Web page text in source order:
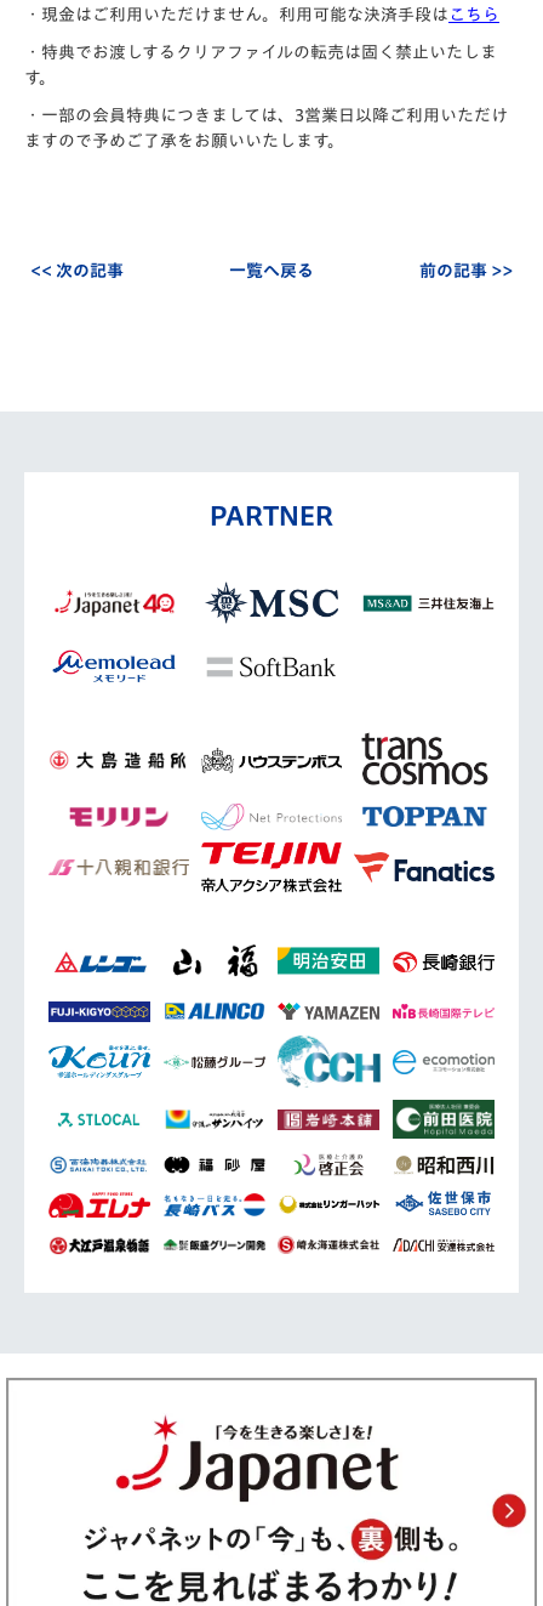
・現金はご利用いただけません。利用可能な決済手段は こちら
・特典でお渡しするクリアファイルの転売は固く禁止いたしま
す。
・一部の会員特典につきましては、3営業日以降ご利用いただけ
ますので予めご了承をお願いいたします。
<< 次の記事 一覧へ戻る 前の記事 >>
PARTNER